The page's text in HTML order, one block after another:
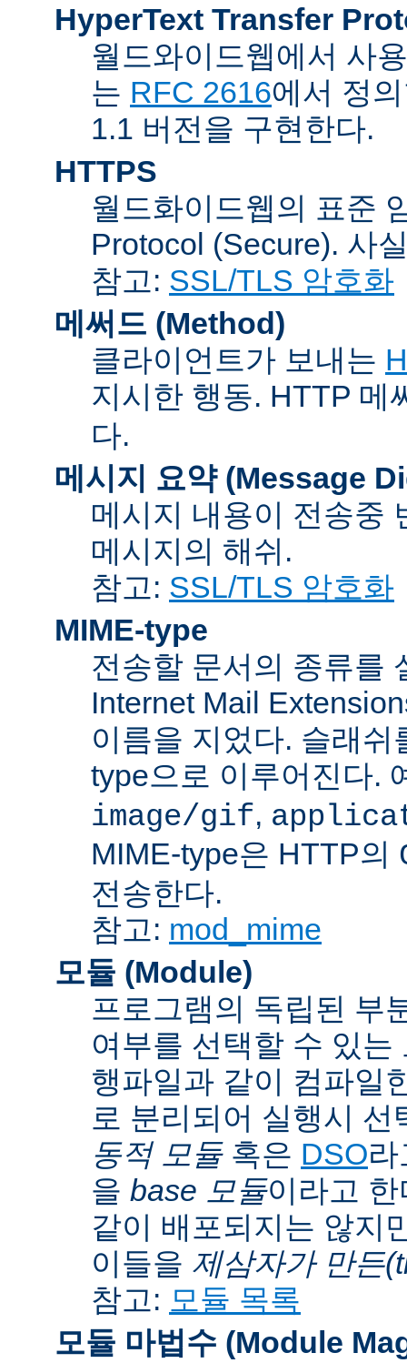
HyperText Transfer
월드와이드웹에서 사
는 RFC 2616에서 정
1.1 버전을 구현한다.
HTTPS
월드화이드웹의 표준
Protocol (Secure). 사
참고: SSL/TLS 암호화
메써드 (Method)
클라이언트가 보내는
지시한 행동. HTTP 메
다.
메시지 요약 (Message
메시지 내용이 전송중
메시지의 해쉬.
참고: SSL/TLS 암호화
MIME-type
전송할 문서의 종류를
Internet Mail
이름을 지었다. 슬래
type으로 이루어진다.
image/gif,
MIME-type은 HTTP의
전송한다.
참고: mod_mime
모듈 (Module)
프로그램의 독립된 부
여부를 선택할 수 있
행파일과 같이 컴파일
로 분리되어 실행시
동적 모듈혹은 DSO
을 base 모듈이라고
같이 배포되지는 않지
이들을 제삼자가 만든
참고: 모듈 목록
모듈 마법수 (Module